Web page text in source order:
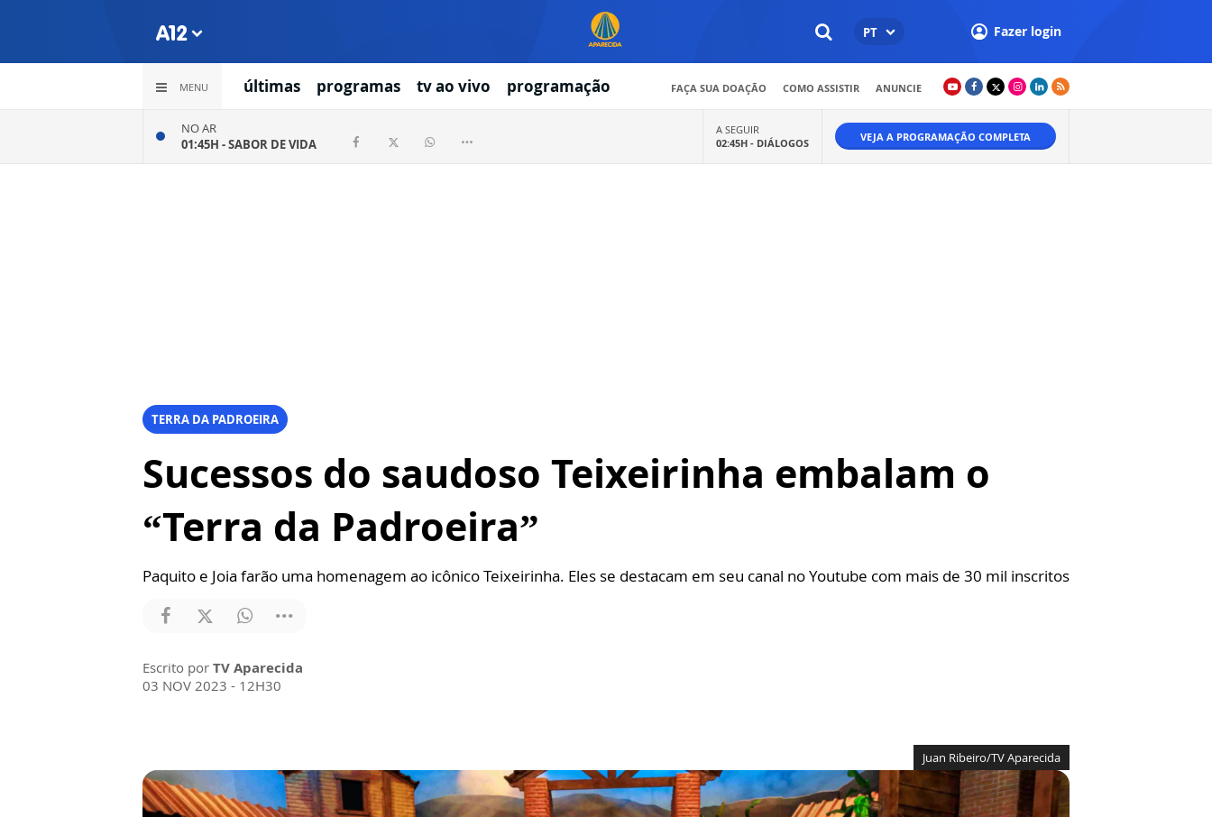
PT Fazer login
MENU últimas programas tv ao vivo programação FAÇA SUA DOAÇÃO COMO ASSISTIR ANUNCIE
NO AR
01:45H -SABOR DE VIDA
A SEGUIR
02:45H - DIÁLOGOS VEJA A PROGRAMAÇÃO COMPLETA
TERRA DA PADROEIRA
Sucessos do saudoso Teixeirinha embalam o
“Terra da Padroeira”
Paquito e Joia farão uma homenagem ao icônico Teixeirinha. Eles se destacam em seu canal no Youtube com mais de 30 mil inscritos
Escrito por TV Aparecida
03 NOV 2023 - 12H30
Juan Ribeiro/TV Aparecida